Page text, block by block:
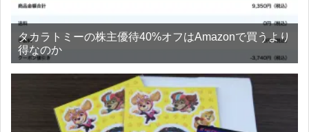
タカラトミーの株主優待40%オフはAmazonで買うより
得なのか